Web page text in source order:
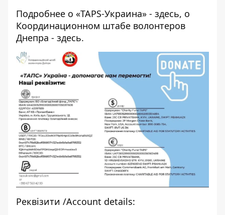
Подробнее о «TAPS-Украина» - здесь, о
Координационном штабе волонтеров
Днепра - здесь.
Реквізити /Account details: